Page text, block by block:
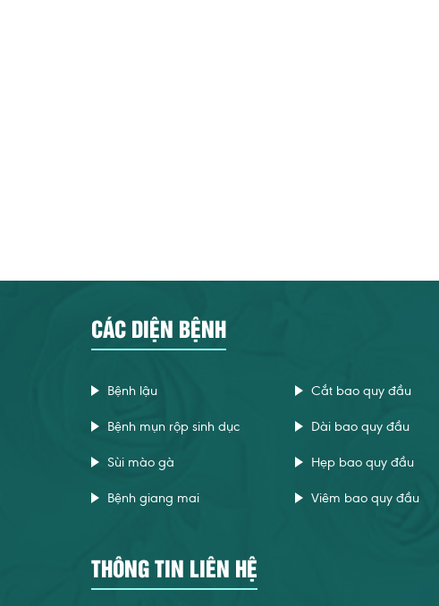
CÁC DIỆN BỆNH
Bệnh lậu
Bệnh mụn rộp sinh dục
Sùi mào gà
Bệnh giang mai
Cắt bao quy đầu
Dài bao quy đầu
Hẹp bao quy đầu
Viêm bao quy đầu
THÔNG TIN LIÊN HỆ